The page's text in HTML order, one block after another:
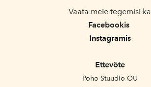
Vaata meie tegemisi ka
Facebookis
Instagramis
Ettevõte
Poho Stuudio OÜ